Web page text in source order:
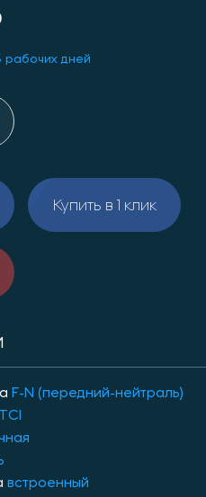
рабочих дней
Купить в 1 клик
F-N (передний-нейтраль)
TCI
встроенный